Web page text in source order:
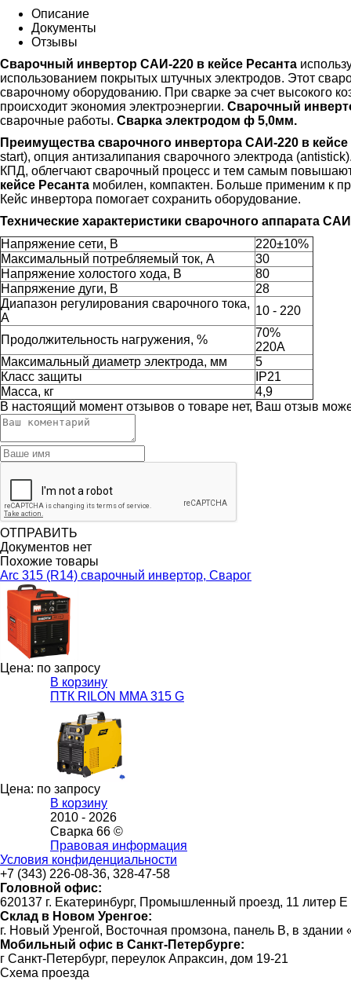
Описание
Документы
Отзывы
Сварочный инвертор САИ-220 в кейсе Ресанта
использованием покрытых штучных электродов. Этот
сварочному оборудованию. При сварке эа счет высокого
происходит экономия электроэнергии. Сварочный
сварочные работы. Сварка электродом ф 5,0мм.
Преимущества сварочного инвертора САИ-220 в
start), опция антизалипания сварочного электрода
КПД, облегчают сварочный процесс и тем самым
кейсе Ресанта мобилен, компактен. Больше применим к
Кейс инвертора помогает сохранить оборудование.
Технические характеристики сварочного аппарата
Напряжение сети, В
220±10%
Максимальный потребляемый ток, А
30
Напряжение холостого хода, В
80
Напряжение дуги, В
28
Диапазон регулирования сварочного тока,
А
10 - 220
Продолжительность нагружения, %
70%
220А
Максимальный диаметр электрода, мм
5
Класс защиты
IP21
Масса, кг
4,9
В настоящий момент отзывов о товаре нет, Ваш отзыв
ОТПРАВИТЬ
Документов нет
Похожие товары
Arc 315 (R14) сварочный инвертор, Сварог
Цена: по запросу
В корзину
ПТК RILON MMA 315 G
Цена: по запросу
В корзину
2010 - 2026
Сварка 66 ©
Правовая информация
Условия конфиденциальности
+7 (343) 226-08-36, 328-47-58
Головной офис:
620137 г. Екатеринбург, Промышленный проезд, 11 литер Е
Склад в Новом Уренгое:
г. Новый Уренгой, Восточная промзона, панель В, в
Мобильный офис в Санкт-Петербурге:
г Санкт-Петербург, переулок Апраксин, дом 19-21
Схема проезда